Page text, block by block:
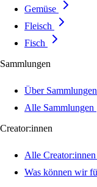
Gemüse
Fleisch
Fisch
Sammlungen
Über Sammlungen
Alle Sammlungen
Creator:innen
Alle Creator:innen
Was können wir